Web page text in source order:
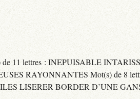
11 lettres : INEPUISABLE
RAYONNANTES Mot(s) de 8
LISERER BORDER D’UNE